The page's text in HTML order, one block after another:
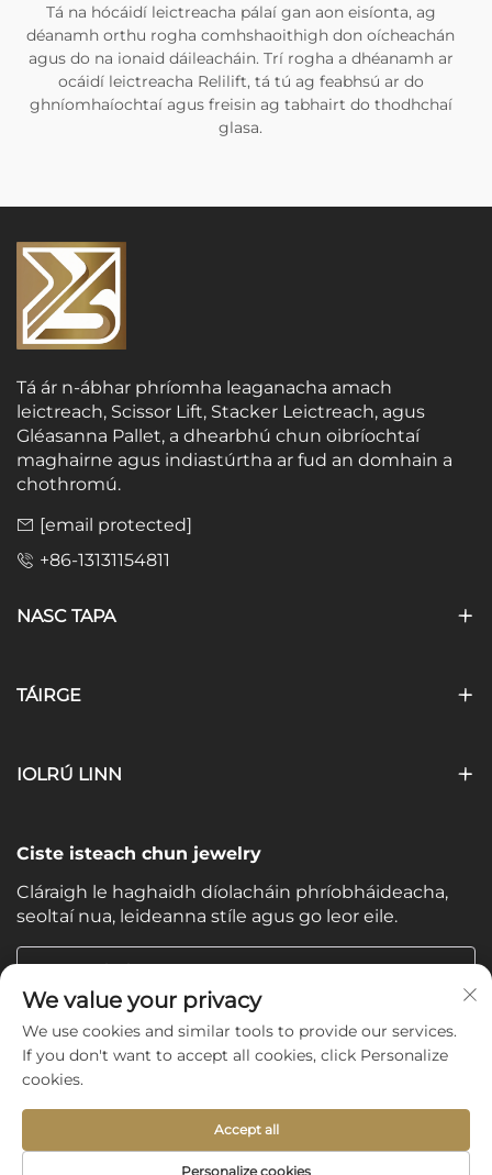
Tá na hócáidí leictreacha pálaí gan aon eisíonta, ag
déanamh orthu rogha comhshaoithigh don oícheachán
agus do na ionaid dáileacháin. Trí rogha a dhéanamh ar
ocáidí leictreacha Relilift, tá tú ag feabhsú ar do
ghníomhaíochtaí agus freisin ag tabhairt do thodhchaí
glasa.
Tá ár n-ábhar phríomha leaganacha amach
leictreach, Scissor Lift, Stacker Leictreach, agus
Gléasanna Pallet, a dhearbhú chun oibríochtaí
maghairne agus indiastúrtha ar fud an domhain a
chothromú.
[email protected]
+86-13131154811
NASC TAPA
TÁIRGE
IOLRÚ LINN
Ciste isteach chun jewelry
Cláraigh le haghaidh díolacháin phríobháideacha,
seoltaí nua, leideanna stíle agus go leor eile.
Do Ríomhphost
Subscribe
Copyright © 2025 by Shijiazhuang Yishu International Trade
We value your privacy
We use cookies and similar tools to provide our services.
If you don't want to accept all cookies, click Personalize
cookies.
Personalize cookies
Accept all